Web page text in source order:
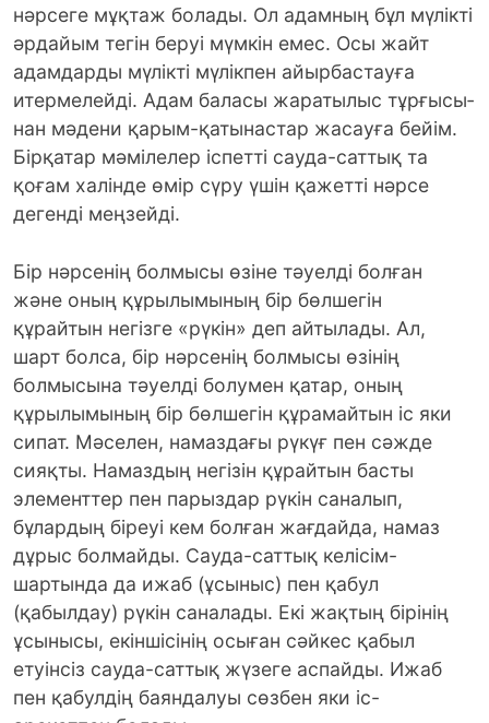
нәрсеге мұқтаж болады. Ол адамның бұл мү­лікті
әрдайым тегін беруі мүмкін емес. Осы жайт
адамдарды мүлікті мүлікпен айырбастауға
итермелейді. Адам баласы жаратылыс тұрғысы­
нан мәдени қарым-қатынастар жасауға бейім.
Бірқатар мәмілелер іспетті сауда-саттық та
қоғам халінде өмір сүру үшін қажетті нәрсе
дегенді меңзейді.
Бір нәрсенің болмысы өзіне тәуелді болған
және оның құрылымының бір бөлшегін
құрайтын негізге «рүкін» деп айтылады. Ал,
шарт болса, бір нәрсенің болмысы өзінің
болмысына тәуелді болумен қатар, оның
құрылымының бір бөлшегін құрамайтын іс яки
сипат. Мәселен, намаздағы рүкүғ пен сәжде
сияқты. Намаздың негізін құрайтын басты
элементтер пен парыздар рүкін саналып,
бұлардың біреуі кем болған жағдайда, намаз
дұрыс болмайды. Сауда-саттық келісім-
шартында да ижаб (ұсыныс) пен қабул
(қабылдау) рүкін саналады. Екі жақтың бірінің
ұсынысы, екіншісінің осыған сәйкес қабыл
етуінсіз сауда-саттық жүзеге аспайды. Ижаб
пен қабулдің баяндалуы сөзбен яки іс-